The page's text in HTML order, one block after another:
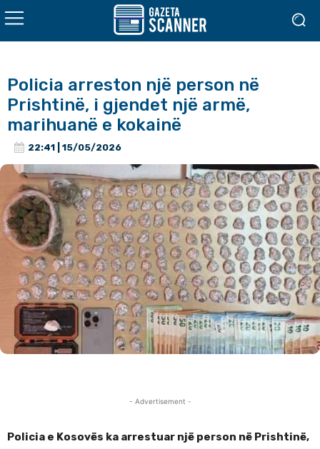
Policia arreston një person në
Prishtinë, i gjendet një armë,
marihuanë e kokainë
22:41 | 15/05/2026
- Advertisement -
Policia e Kosovës ka arrestuar një person në Prishtinë,